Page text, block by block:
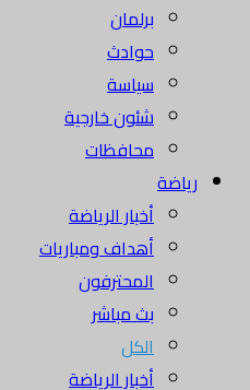
برلمان
حوادث
سياسة
شئون خارجية
محافظات
رياضة
أخبار الرياضة
أهداف ومباريات
المحترفون
بث مباشر
الكل
أخبار الرياضة